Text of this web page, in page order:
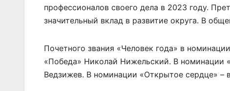
профессионалов своего дела в 2023 году.
значительный вклад в развитие округа. В
Почетного звания «Человек года» в
«Победа» Николай Нижельский. В номинации
Ведзижев. В номинации «Открытое сердце» –